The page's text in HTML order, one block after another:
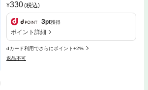
330(税込)
3pt獲得
ポイント詳細
dカード利用でさらにポイント+2%
返品不可